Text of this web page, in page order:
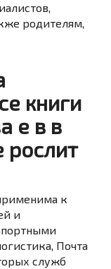
родителям,
книги
е в в
рослит
к
и
Почта
служб